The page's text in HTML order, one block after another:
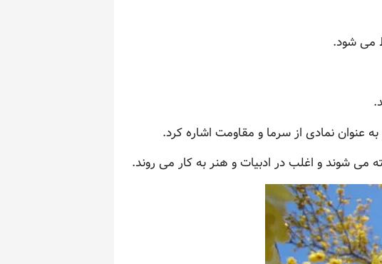
می شود.
عنوان نمادی از سرما و مقاومت اشاره کرد.
می شوند و اغلب در ادبیات و هنر به کار می روند.